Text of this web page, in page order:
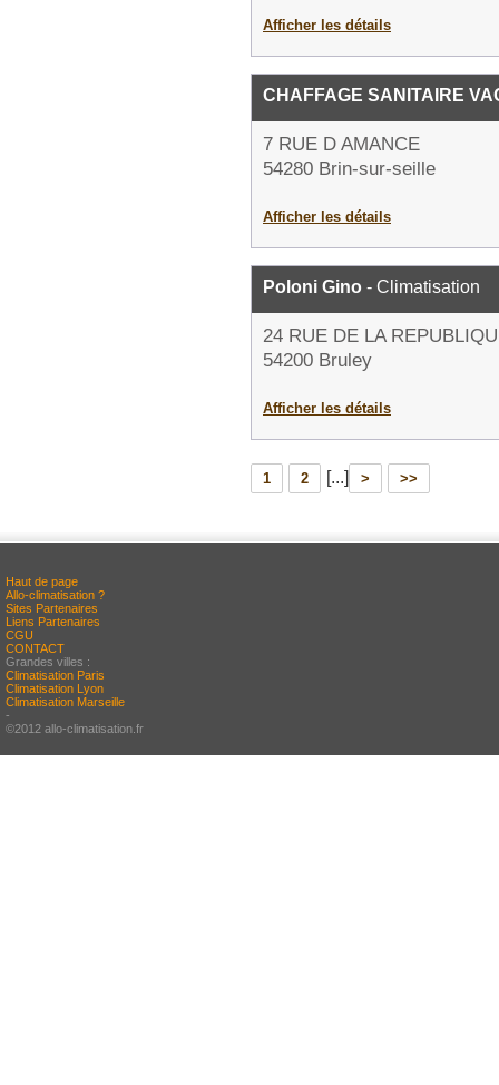
Afficher les détails
CHAFFAGE SANITAIRE
7 RUE D AMANCE
54280 Brin-sur-seille
Afficher les détails
Poloni Gino - Climatisation
24 RUE DE LA
54200 Bruley
Afficher les détails
1 2 [...] > >>
Haut de page
Allo-climatisation ?
Sites Partenaires
Liens Partenaires
CGU
CONTACT
Grandes villes :
Climatisation Paris
Climatisation Lyon
Climatisation Marseille
-
©2012 allo-climatisation.fr